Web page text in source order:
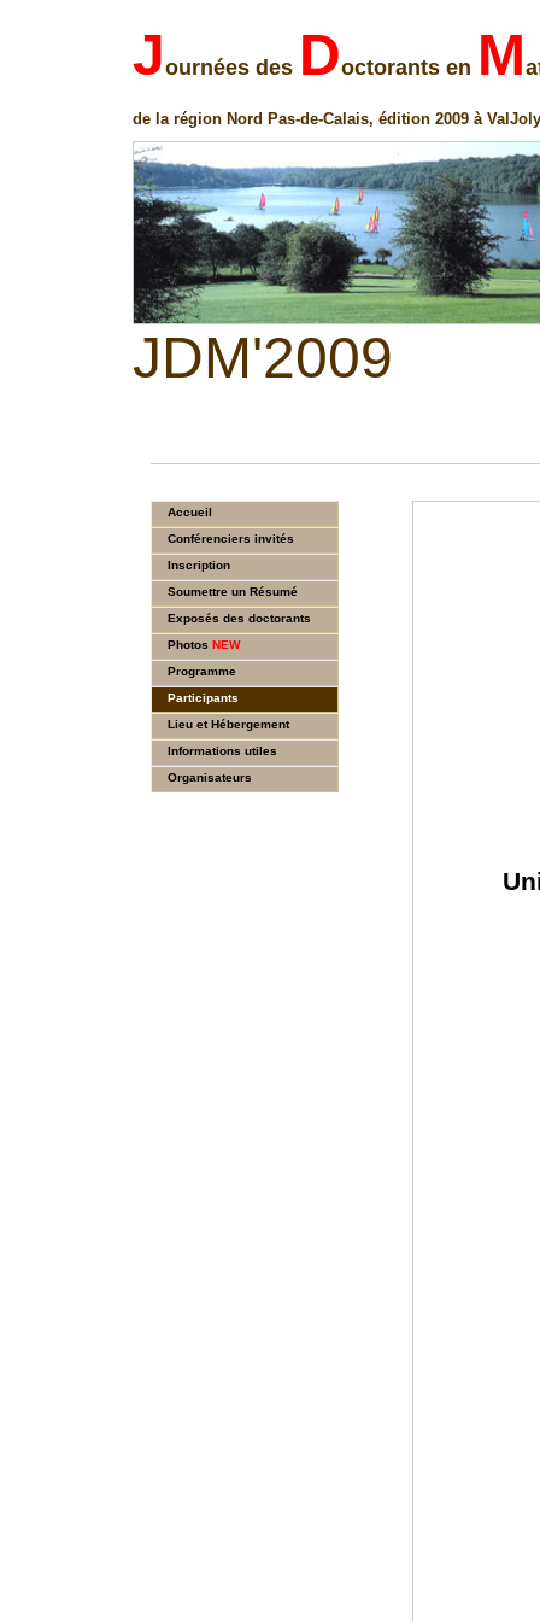
Journées des Doctorants en M
de la région Nord Pas-de-Calais, édition 2009 à
JDM'2009
Accueil
Conférenciers invités
Inscription
Soumettre un Résumé
Exposés des doctorants
PhotosNEW
Programme
Participants
Lieu et Hébergement
Informations utiles
Organisateurs